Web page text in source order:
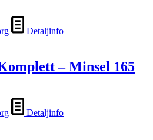
Detaljinfo
– Minsel 165
Detaljinfo